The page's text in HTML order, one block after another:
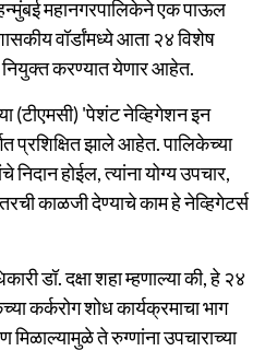
महानगरपालिकेने एक पाऊल
वॉर्डांमध्ये आता २४ विशेष
नियुक्त करण्यात येणार आहेत.
(टीएमसी) 'पेशंट नेव्हिगेशन इन
प्रशिक्षित झाले आहेत. पालिकेच्या
निदान होईल, त्यांना योग्य उपचार,
काळजी देण्याचे काम हे नेव्हिगेटर्स
डॉ. दक्षा शहा म्हणाल्या की, हे २४
कर्करोग शोध कार्यक्रमाचा भाग
ते रुग्णांना उपचाराच्या